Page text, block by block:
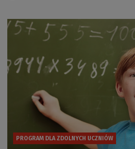
PROGRAM DLA ZDOLNYCH UCZNIÓW